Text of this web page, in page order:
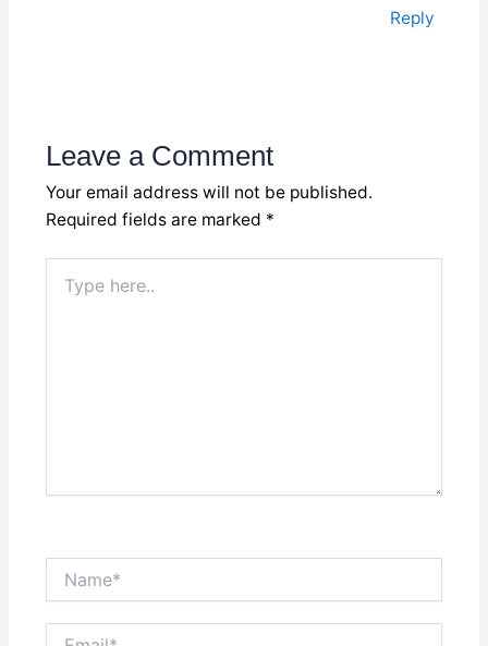
Reply
Leave a Comment
Your email address will not be published.
Required fields are marked *
here..